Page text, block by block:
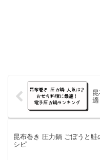
昆布巻き 圧力鍋 ごぼうと鮭
シピ